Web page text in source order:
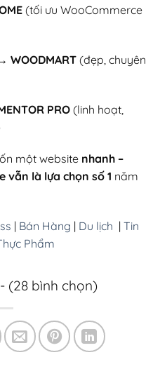
(tối ưu WooCommerce
WOODMART(đẹp, chuyên
PRO(linh hoạt,
một website nhanh –
vẫn là lựa chọn số 1 năm
| Bán Hàng | Du lịch | Tin
Phẩm
(28 bình chọn)